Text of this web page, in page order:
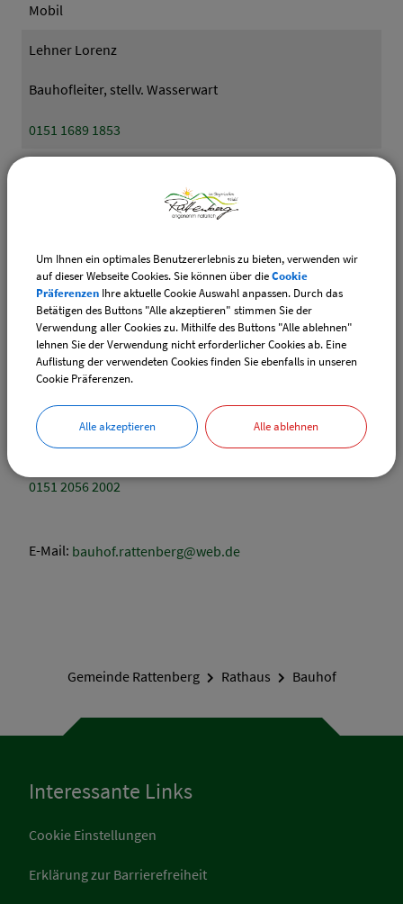
Mobil
Lehner Lorenz
Bauhofleiter, stellv. Wasserwart
0151 1689 1853
Zeidler Fritz
Bauhofmitarbeiter
0151 1689 1854
Trapp Daniel
Bauhofmitarbeiter
0151 2056 2002
E-Mail: bauhof.rattenberg@web.de
Gemeinde Rattenberg Rathaus Bauhof
Interessante Links
Cookie Einstellungen
Erklärung zur Barrierefreiheit
Um Ihnen ein optimales Benutzererlebnis zu bieten, verwenden wir
auf dieser Webseite Cookies. Sie können über dieCookie
Präferenzen Ihre aktuelle Cookie Auswahl anpassen. Durch das
Betätigen des Buttons "Alle akzeptieren" stimmen Sie der
Verwendung aller Cookies zu. Mithilfe des Buttons "Alle ablehnen"
lehnen Sie der Verwendung nicht erforderlicher Cookies ab. Eine
Auflistung der verwendeten Cookies finden Sie ebenfalls in unseren
Cookie Präferenzen.
Alle akzeptieren Alle ablehnen